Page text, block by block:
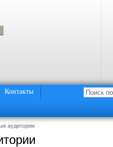
Контакты
аудитории